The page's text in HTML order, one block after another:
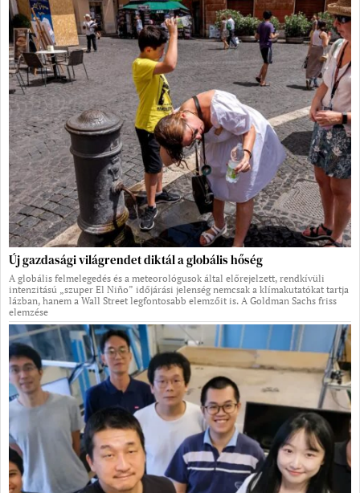
Új gazdasági világrendet diktál a globális hőség
A globális felmelegedés és a meteorológusok által előrejelzett, rendkívüli
intenzitású „szuper El Niño” időjárási jelenség nemcsak a klímakutatókat tartja
lázban, hanem a Wall Street legfontosabb elemzőit is. A Goldman Sachs friss
elemzése